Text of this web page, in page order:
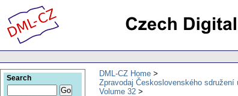
DML-CZ Home
Zpravodaj Československého sdružení
Volume 32
Search